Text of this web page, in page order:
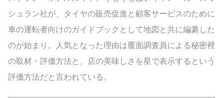
シュラン社が、タイヤの販売促進と顧客サービスのために
車の運転者向けのガイドブックとして地図と共に編纂した
のが始まり。人気となった理由は覆面調査員による秘密裡
の取材・評価方法と、店の美味しさを星で表示するという
評価方法だと言われている。